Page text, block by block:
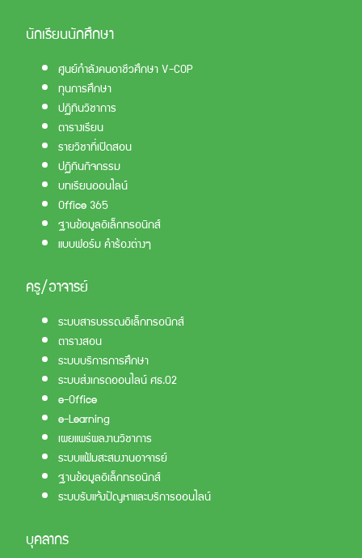
นักเรียนนักศึกษา
ศูนย์กำลังคนอาชีวศึกษา V-COP
ทุนการศึกษา
ปฏิทินวิชาการ
ตารางเรียน
รายวิชาที่เปิดสอน
ปฏิทินกิจกรรม
บทเรียนออนไลน์
Office 365
ฐานข้อมูลอิเล็กทรอนิกส์
แบบฟอร์ม คำร้องต่างๆ
ครู/อาจารย์
ระบบสารบรรณอิเล็กทรอนิกส์
ตารางสอน
ระบบบริการการศึกษา
ระบบส่งเกรดออนไลน์ ศธ.02
e-Office
e-Learning
เผยแพร่ผลงานวิชาการ
ระบบแฟ้มสะสมงานอาจารย์
ฐานข้อมูลอิเล็กทรอนิกส์
ระบบรับแจ้งปัญหาและบริการออนไลน์
บุคลากร